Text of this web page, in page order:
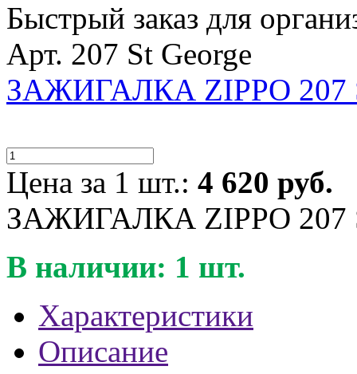
Быстрый заказ для
Арт. 207 St George
ЗАЖИГАЛКА ZIPPO
Цена за 1 шт.: 4 620 руб.
ЗАЖИГАЛКА ZIPPO
В наличии: 1 шт.
Характеристики
Описание